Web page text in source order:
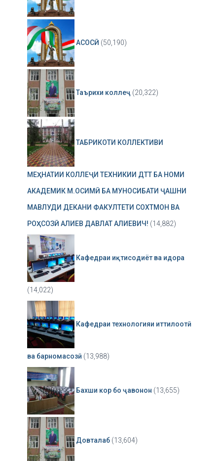
АСОСӢ (50,190)
Таърихи коллеҷ (20,322)
ТАБРИКОТИ КОЛЛЕКТИВИ
МЕҲНАТИИ КОЛЛЕҶИ ТЕХНИКИИ ДТТ БА НОМИ
АКАДЕМИК М.ОСИМӢ БА МУНОСИБАТИ ҶАШНИ
МАВЛУДИ ДЕКАНИ ФАКУЛТЕТИ СОХТМОН ВА
РОҲСОЗӢ АЛИЕВ ДАВЛАТ АЛИЕВИЧ! (14,882)
Кафедраи иқтисодиёт ва идора
(14,022)
Кафедраи технологияи иттилоотӣ
ва барномасозӣ (13,988)
Бахши кор бо ҷавонон (13,655)
Довталаб (13,604)